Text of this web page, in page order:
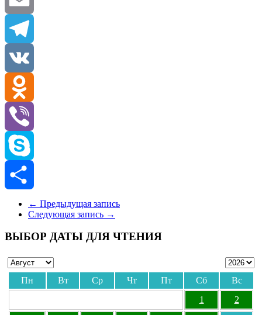
Email
Telegram
VK
Odnoklassniki
Viber
Skype
Отправить
← Предыдущая запись
Следующая запись →
ВЫБОР ДАТЫ ДЛЯ ЧТЕНИЯ
Пн Вт Ср Чт Пт Сб
Вс
1
2